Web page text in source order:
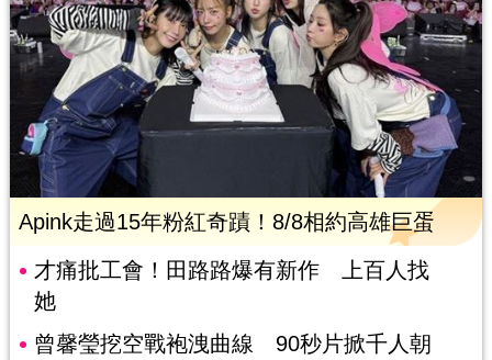
Apink走過15年粉紅奇蹟！8/8相約高雄巨蛋
才痛批工會！田路路爆有新作 上百人找
她
曾馨瑩挖空戰袍洩曲線 90秒片掀千人朝